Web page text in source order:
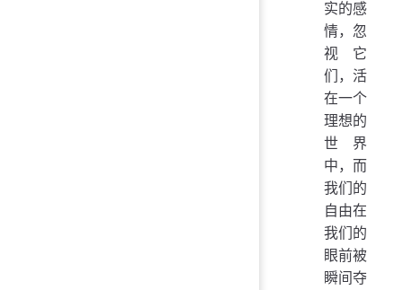
实的感
情，忽
视它
们，活
在一个
理想的
世界
中，而
我们的
自由在
我们的
眼前被
瞬间夺